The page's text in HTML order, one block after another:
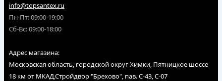
info@topsantex.ru
Пн-Пт: 09:00-19:00
Сб-Вс: 09:00-18:00
Адрес магазина:
Московская область, городской округ Химки, Пятницкое шоссе
18 км от МКАД,Стройдвор "Брехово", пав. С-43, С-07